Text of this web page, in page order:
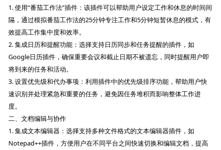
1. 使用“番茄工作法”插件：该插件可以帮助用户设定工作和休息的时间间
隔，通过模拟番茄工作法的25分钟专注工作和5分钟短暂休息的模式，有
效提高工作集中度和效率。
2. 集成日历和提醒功能：选择支持日历同步和任务提醒的插件，如
Google日历插件，确保重要会议和截止日期不被遗忘，同时提醒用户即
将到来的任务和活动。
3. 设置优先级和代办事项：利用插件中的优先级排序功能，帮助用户快
速识别并处理紧急和重要的任务，避免因任务堆积而影响整体工作进
度。
二、文档编辑与协作
1. 集成文本编辑器：选择支持多种文件格式的文本编辑器插件，如
Notepad++插件，方便用户在不同平台之间快速切换和编辑文档，提高